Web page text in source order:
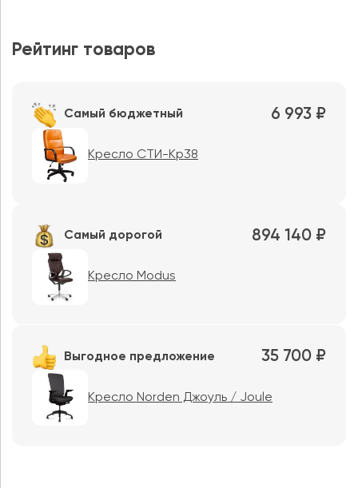
Рейтинг товаров
Самый бюджетный 6 993 ₽
Кресло СТИ-Кр38
Самый дорогой 894 140 ₽
Кресло Modus
Выгодное предложение 35 700 ₽
Кресло Norden Джоуль / Joule